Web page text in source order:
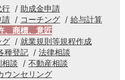
行
助成金申請
請
コーチング
給与計算
、商標、意匠
グ
就業規則等規程作成
種登記
法律相談
談
不動産相談
ウンセリング